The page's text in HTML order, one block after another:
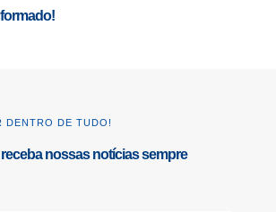
DENTRO DE TUDO!
receba nossas notícias sempre